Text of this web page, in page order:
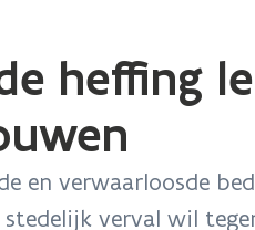
heffing
en verwaarloosde
verval wil